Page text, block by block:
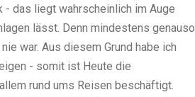
- das liegt wahrscheinlich im Auge
lässt. Denn mindestens genauso
war. Aus diesem Grund habe ich
- somit ist Heute die
rund ums Reisen beschäftigt.